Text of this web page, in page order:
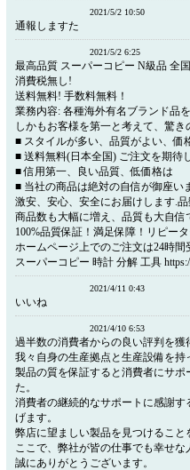
2021/5/2 10:50
通報しますた
2021/5/2 6:25
最高品質 スーパーコピー N級品 全
消費税無し!
送料無料! 手数料無料！
業務内容: 各種海外有名ブランド品
しかもお客様を第一と考えて、驚
■ スタイルが多い、品質がよい、価
■ 送料無料(日本全国) ご注文を期待
■ 信用第一、良い品質、低価格は
■ 当社の商品は絶対の自信が御座い
激安、安心、安全にお届けします.
商品数も大幅に増え、品質も大自信
100%品質保証！満足保障！リピー
ホームページ上でのご注文は24時間
スーパーコピー 時計 分解 工具
2021/4/11 0:43
いいね
2021/4/10 6:53
過半数の消費者からの良い評判を獲
我々自身の生産拠点と生産設備を持
製品の質を保証すると消費者にサ
た。
消費者の継続的なサポートに感謝
げます。
弊店に望ましい製品を見つけること
ここで、弊社が皆の仕事でも幸せな
誠にありがとうございます。